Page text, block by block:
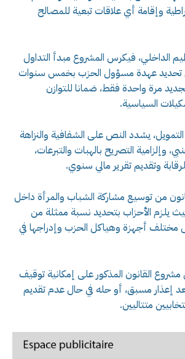
وإقامة أي علاقات تبعية للمصالح
الداخلي، فيكرس المشروع مبدأ التداول
تحديد عهدة مسؤول الحزب بخمس سنوات
مرة واحدة فقط، ضمانا للتوازن
السياسية.
يشدد النص على الشفافية والنزاهة
وإلزامية التصريح بالهبات والتبرعات،
وتقديم تقرير مالي سنوي.
من توسيع مشاركة الشباب والمرأة داخل
يلزم الأحزاب بتحديد نسبة ممثلة من
مختلف أجهزة وهياكل الحزب وإدراجها في
القانون المذكور على إمكانية توقيف
إعذار مسبق، أو حله في حال عدم تقديم
متتاليين.